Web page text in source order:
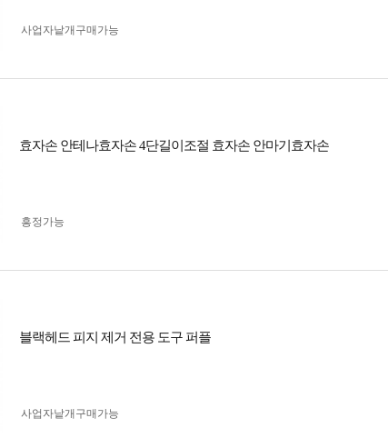
사업자 낱개구매가능
효자손 안테나효자손 4단길이조절 효자손 안마기효자손
흥정가능
블랙헤드 피지 제거 전용 도구 퍼플
사업자 낱개구매가능